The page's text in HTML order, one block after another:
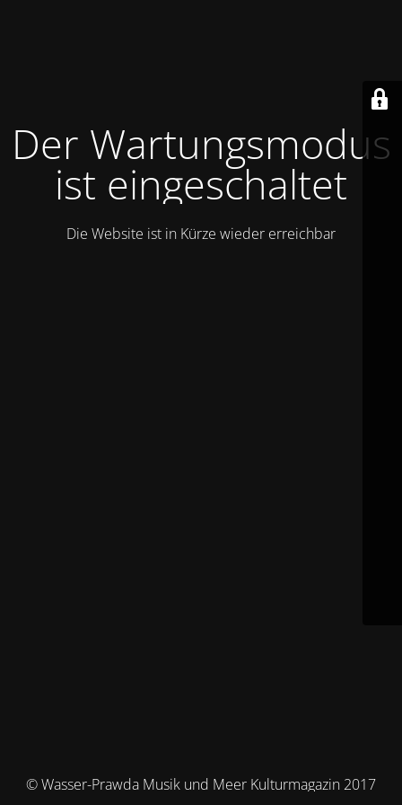
Der Wartungsmodus
ist eingeschaltet
Die Website ist in Kürze wieder erreichbar
© Wasser-Prawda Musik und Meer Kulturmagazin 2017